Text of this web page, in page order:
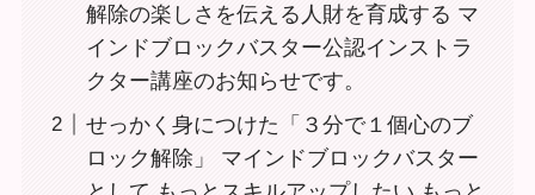
解除の楽しさを伝える人財を育成する マ
インドブロックバスター公認インストラ
クター講座のお知らせです。
せっかく身につけた「３分で１個心のブ
ロック解除」 マインドブロックバスター